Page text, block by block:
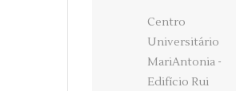
Centro
Universitário
MariAntonia -
Edifício Rui